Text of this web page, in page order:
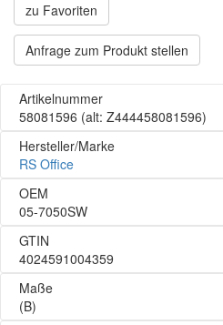
zu Favoriten
Anfrage zum Produkt stellen
Artikelnummer
58081596 (alt: Z444458081596)
Hersteller/Marke
RS Office
OEM
05-7050SW
GTIN
4024591004359
Maße
(B)